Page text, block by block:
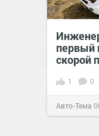
первый
скорой
1 0
Авто-Тема